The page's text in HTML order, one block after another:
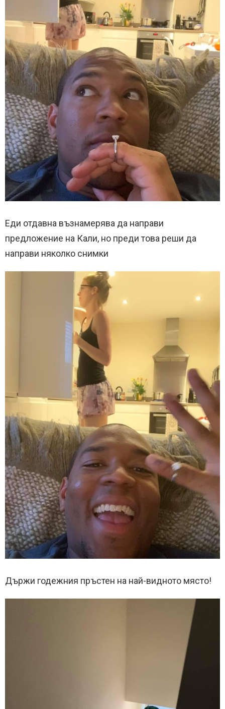
Еди отдавна възнамерява да направи
предложение на Кали, но преди това реши да
направи няколко снимки
Държи годежния пръстен на най-видното място!